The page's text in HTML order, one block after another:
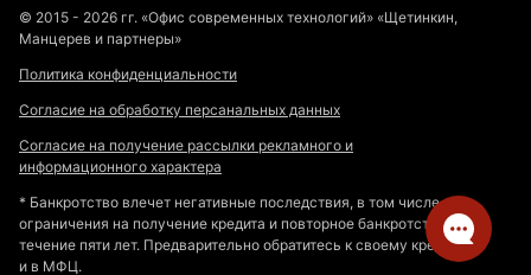
© 2015 - 2026 гг. «Офис современных технологий» «Щетинкин,
Манцерев и партнеры»
Политика конфиденциальности
Согласие на обработку персанальных данных
Согласие на получение рассылки рекламного и
информационного характера
* Банкротство влечет негативные последствия, в том числе
ограничения на получение кредита и повторное банкротство в
течение пяти лет. Предварительно обратитесь к своему кредитору
и в МФЦ.